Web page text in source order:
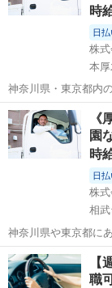
時
日払
株
本
神奈川県・東京都内
を配送していただきます。★ ▼△ 日収例 △▼
神奈川 厚木市
《
園
時
日
株
相
神奈川県や東京都に
す♪★ ▼△ 日収例 △▼ 15,600円～ ▼△ 月収例 △▼ 329,000円
～344,000
神奈川 厚木市
【
職